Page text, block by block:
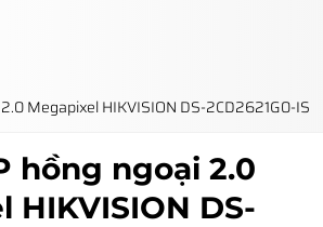
Megapixel HIKVISION DS-2CD2621G0-IS
hồng ngoại 2.0
HIKVISION DS-